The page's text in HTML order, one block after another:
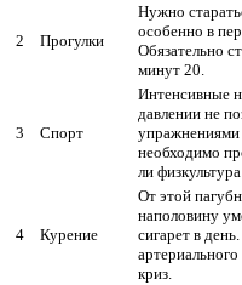
2 Прогулки
Нужно
особенно в
Обязательно
минут 20.
3 Спорт
Интенсивные
давлении не
упражнениями
необходимо
ли
4 Курение
От этой
наполовину
сигарет в
криз.